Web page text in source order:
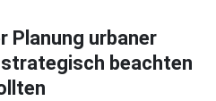
Planung urbaner
beachten